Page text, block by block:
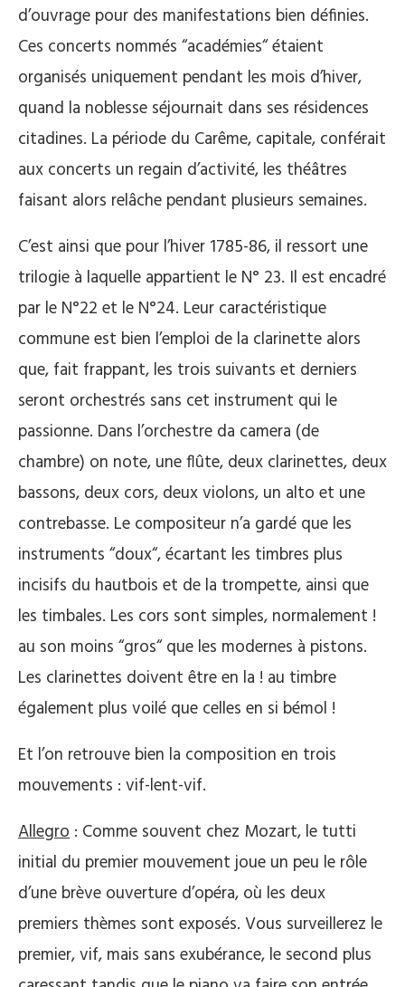
d’ouvrage pour des manifestations bien définies.
Ces concerts nommés “académies“ étaient
organisés uniquement pendant les mois d’hiver,
quand la noblesse séjournait dans ses résidences
citadines. La période du Carême, capitale, conférait
aux concerts un regain d’activité, les théâtres
faisant alors relâche pendant plusieurs semaines.
C’est ainsi que pour l’hiver 1785-86, il ressort une
trilogie à laquelle appartient le N° 23. Il est encadré
par le N°22 et le N°24. Leur caractéristique
commune est bien l’emploi de la clarinette alors
que, fait frappant, les trois suivants et derniers
seront orchestrés sans cet instrument qui le
passionne. Dans l’orchestre da camera (de
chambre) on note, une flûte, deux clarinettes, deux
bassons, deux cors, deux violons, un alto et une
contrebasse. Le compositeur n’a gardé que les
instruments “doux“, écartant les timbres plus
incisifs du hautbois et de la trompette, ainsi que
les timbales. Les cors sont simples, normalement !
au son moins “gros“ que les modernes à pistons.
Les clarinettes doivent être en la ! au timbre
également plus voilé que celles en si bémol !
Et l’on retrouve bien la composition en trois
mouvements : vif-lent-vif.
Allegro : Comme souvent chez Mozart, le tutti
initial du premier mouvement joue un peu le rôle
d’une brève ouverture d’opéra, où les deux
premiers thèmes sont exposés. Vous surveillerez le
premier, vif, mais sans exubérance, le second plus